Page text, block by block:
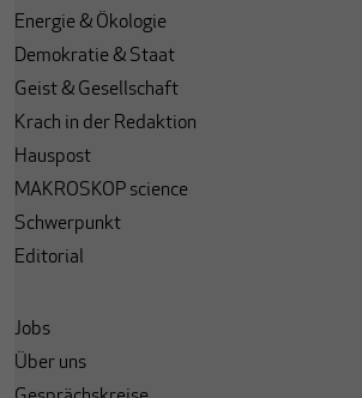
Energie & Ökologie
Demokratie & Staat
Geist & Gesellschaft
Krach in der Redaktion
Hauspost
MAKROSKOP science
Schwerpunkt
Editorial
Jobs
Über uns